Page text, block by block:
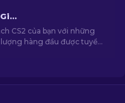
Top Những Skin Giá Rẻ Hàng Đầu Trong CS2 [2026]
CS2 của bạn với những
hàng đầu được tuyển